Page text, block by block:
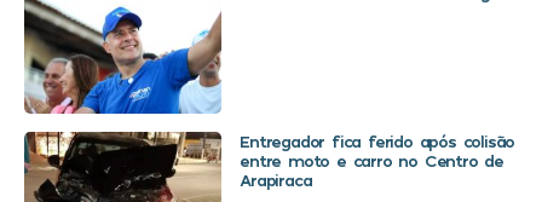
Entregador fica ferido após colisão
entre moto e carro no Centro de
Arapiraca